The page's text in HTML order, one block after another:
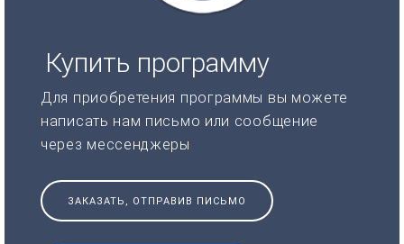
Купить программу
Для приобретения программы вы можете
написать нам письмо или сообщение
через мессенджеры
ЗАКАЗАТЬ, ОТПРАВИВ ПИСЬМО